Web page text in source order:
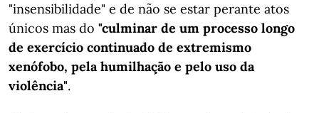
"insensibilidade" e de não se estar perante atos
únicos mas do "culminar de um processo longo
de exercício continuado de extremismo
xenófobo, pela humilhação e pelo uso da
violência".